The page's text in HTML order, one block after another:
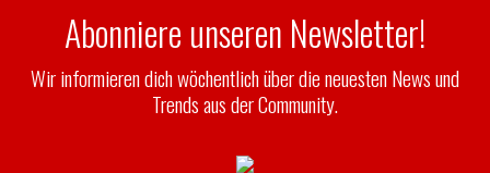
Abonniere unseren Newsletter!
Wir informieren dich wöchentlich über die neuesten News und
Trends aus der Community.